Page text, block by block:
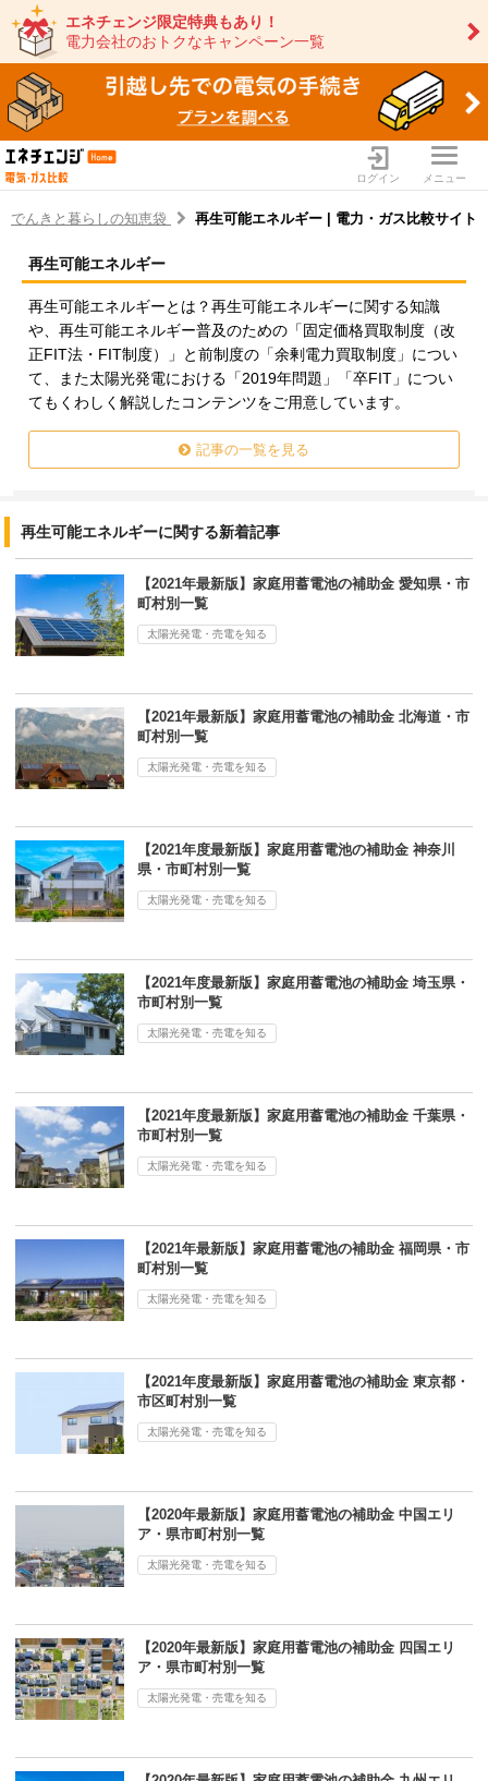
エネチェンジ限定特典もあり！
電力会社のおトクなキャンペーン一覧
ログイン メニュー
でんきと暮らしの知恵袋 再生可能エネルギー | 電力・ガス比較サイ
再生可能エネルギー
再生可能エネルギーとは？再生可能エネルギーに関する知識
や、再生可能エネルギー普及のための「固定価格買取制度（改
正FIT法・FIT制度）」と前制度の「余剰電力買取制度」につい
て、また太陽光発電における「2019年問題」「卒FIT」につい
てもくわしく解説したコンテンツをご用意しています。
記事の一覧を見る
再生可能エネルギーに関する新着記事
【2021年最新版】家庭用蓄電池の補助金 愛知県・市
町村別一覧
太陽光発電・売電を知る
【2021年最新版】家庭用蓄電池の補助金 北海道・市
町村別一覧
太陽光発電・売電を知る
【2021年度最新版】家庭用蓄電池の補助金 神奈川
県・市町村別一覧
太陽光発電・売電を知る
【2021年度最新版】家庭用蓄電池の補助金 埼玉県・
市町村別一覧
太陽光発電・売電を知る
【2021年度最新版】家庭用蓄電池の補助金 千葉県・
市町村別一覧
太陽光発電・売電を知る
【2021年最新版】家庭用蓄電池の補助金 福岡県・市
町村別一覧
太陽光発電・売電を知る
【2021年度最新版】家庭用蓄電池の補助金 東京都・
市区町村別一覧
太陽光発電・売電を知る
【2020年最新版】家庭用蓄電池の補助金 中国エリ
ア・県市町村別一覧
太陽光発電・売電を知る
【2020年最新版】家庭用蓄電池の補助金 四国エリ
ア・県市町村別一覧
太陽光発電・売電を知る